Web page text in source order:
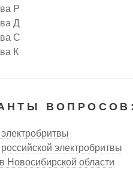
Р
Д
С
К
ВОПРОСОВ:
электробритвы
Новосибирской области